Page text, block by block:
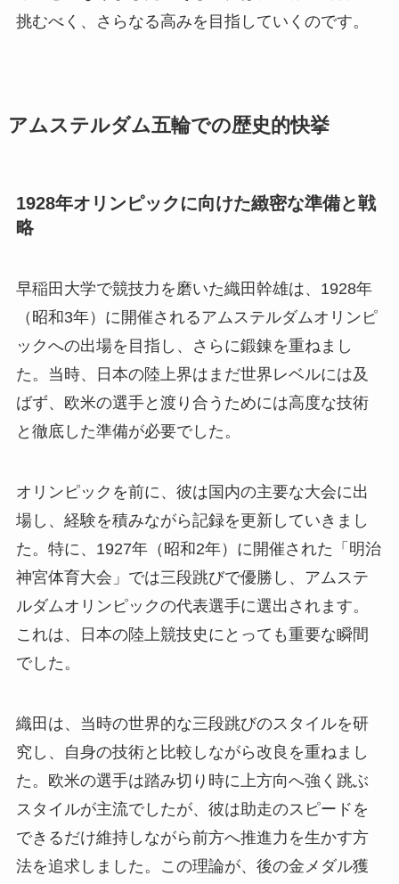
挑むべく、さらなる高みを目指していくのです。
アムステルダム五輪での歴史的快挙
1928年オリンピックに向けた緻密な準備と戦
略
早稲田大学で競技力を磨いた織田幹雄は、1928年
（昭和3年）に開催されるアムステルダムオリンピ
ックへの出場を目指し、さらに鍛錬を重ねまし
た。当時、日本の陸上界はまだ世界レベルには及
ばず、欧米の選手と渡り合うためには高度な技術
と徹底した準備が必要でした。
オリンピックを前に、彼は国内の主要な大会に出
場し、経験を積みながら記録を更新していきまし
た。特に、1927年（昭和2年）に開催された「明治
神宮体育大会」では三段跳びで優勝し、アムステ
ルダムオリンピックの代表選手に選出されます。
これは、日本の陸上競技史にとっても重要な瞬間
でした。
織田は、当時の世界的な三段跳びのスタイルを研
究し、自身の技術と比較しながら改良を重ねまし
た。欧米の選手は踏み切り時に上方向へ強く跳ぶ
スタイルが主流でしたが、彼は助走のスピードを
できるだけ維持しながら前方へ推進力を生かす方
法を追求しました。この理論が、後の金メダル獲